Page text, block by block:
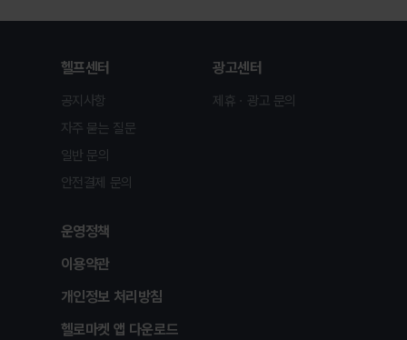
헬프센터
공지사항
자주 묻는 질문
일반 문의
안전결제 문의
광고센터
제휴ㆍ광고 문의
운영정책
이용약관
개인정보 처리방침
헬로마켓 앱 다운로드